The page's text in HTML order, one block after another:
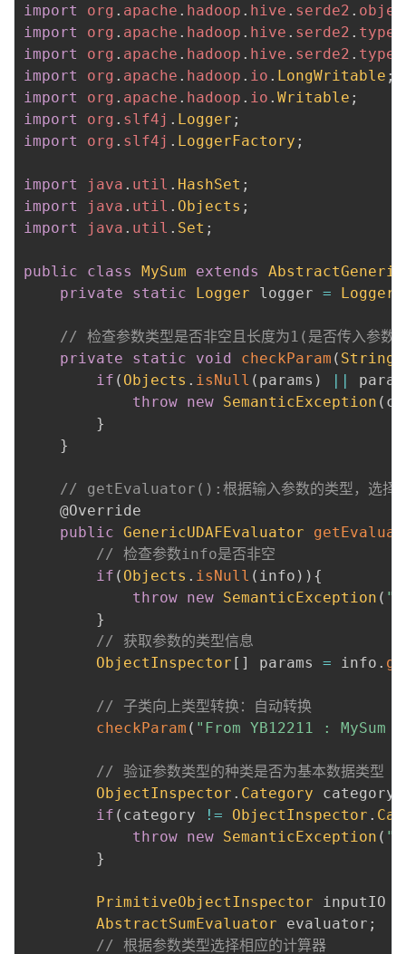
import
org . apache . hadoop . hive . serde2 .
import
org . apache . hadoop . hive . serde2 .
import
org . apache . hadoop . hive . serde2 .
import
org . apache . hadoop . io . LongWritable ;
import
org . apache . hadoop . io . Writable ;
import
org . slf4j . Logger ;
import
org . slf4j . LoggerFactory ;
import java . util . HashSet ;
import
java . util . Objects ;
import
java . util . Set ;
public class MySum extends
private
static Logger logger =
// 检查参数类型是否非空且长度为1(是否传入参数
private
static void checkParam ( String
if ( Objects . isNull ( params ) ||
throw new SemanticException (
}
}
// getEvaluator():根据输入参数的类型，选择并
@Override
public GenericUDAFEvaluator
// 检查参数info是否非空
if ( Objects . isNull ( info ) ) {
throw new SemanticException (
}
// 获取参数的类型信息
ObjectInspector [ ] params = info .
// 子类向上类型转换：自动转换
checkParam ( "From YB12211 :
// 验证参数类型的种类是否为基本数据类型
ObjectInspector . Category category
if ( category != ObjectInspector .
throw new SemanticException (
}
PrimitiveObjectInspector inputIO
AbstractSumEvaluator evaluator ;
// 根据参数类型选择相应的计算器